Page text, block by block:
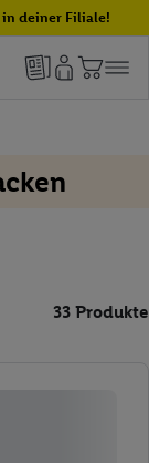
in deiner Filiale!
33 Produkte